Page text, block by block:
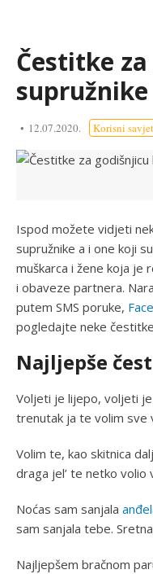
Čestitke
supružnike
12.07.2020. Korisni
Ispod možete vidjeti
supružnike a i one koji
muškarca i žene koja je
i obaveze partnera.
putem SMS poruke,
pogledajte neke
Najljepše
Voljeti je lijepo, voljeti
trenutak ja te volim sve
Volim te, kao skitnica
draga jel’ te netko volio
Noćas sam sanjala
sam sanjala tebe.
Najljepšem bračnom